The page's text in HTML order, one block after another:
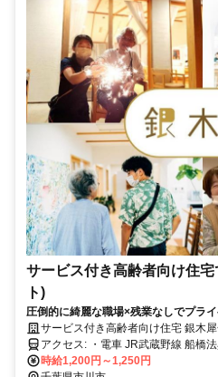
サービス付き高齢者向け住
ト)
圧倒的に綺麗な職場×残業なしでプラ
＝現代の介護の職場をお探しの方はこ
サービス付き高齢者向け住宅 銀木
アクセス: ・電車 JR武蔵野線 船橋法典駅 徒歩８分 ・交通費支給（上
限有） ・車・バイク通勤（応相談）
時給1,200円～1,250円